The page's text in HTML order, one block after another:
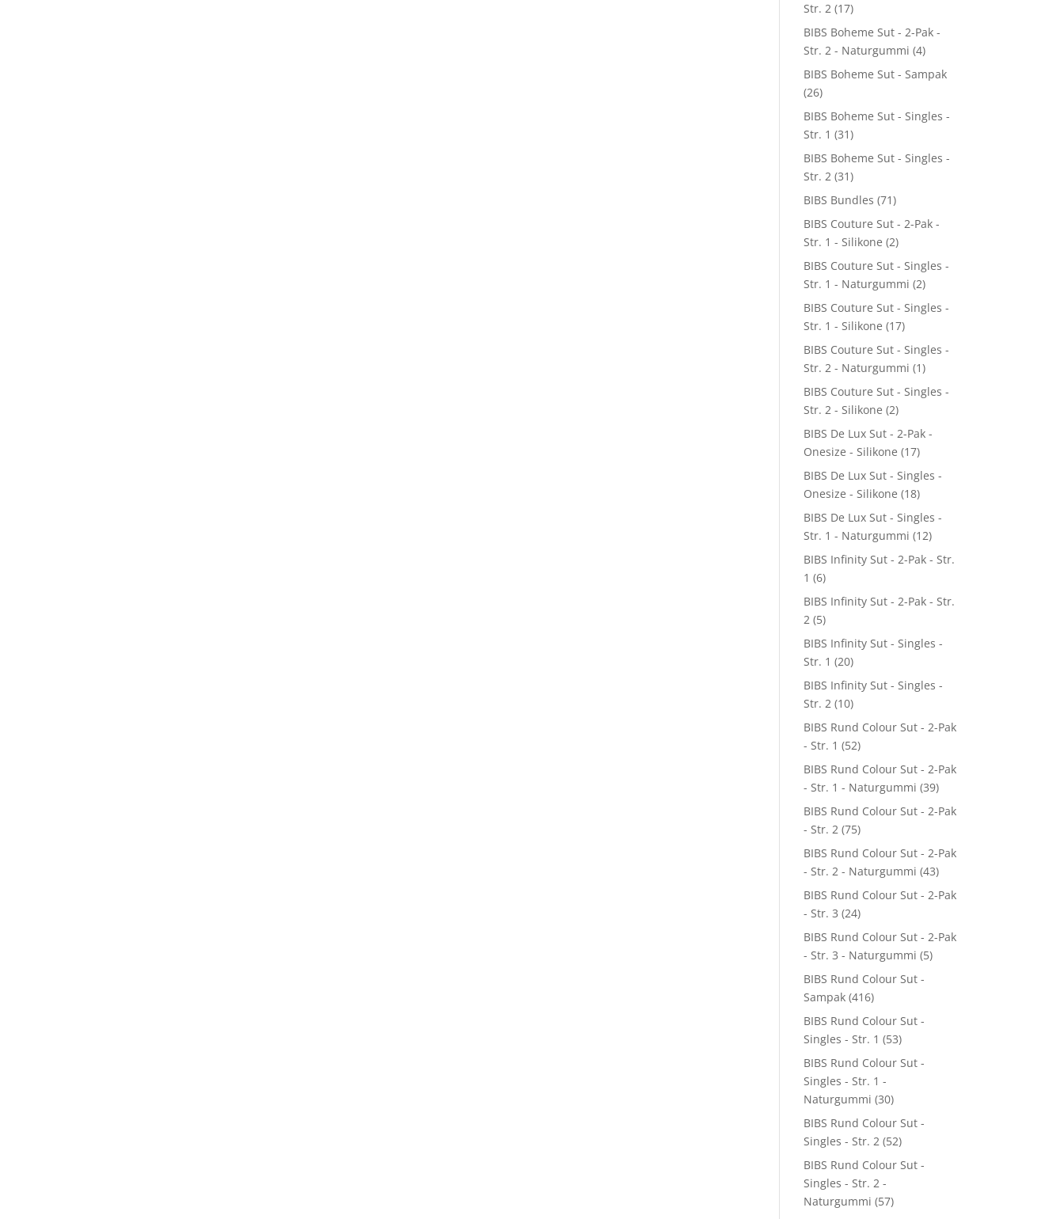
Str. 2 (17)
BIBS Boheme Sut - 2-Pak -
Str. 2 - Naturgummi (4)
BIBS Boheme Sut - Sampak
(26)
BIBS Boheme Sut - Singles -
Str. 1 (31)
BIBS Boheme Sut - Singles -
Str. 2 (31)
BIBS Bundles (71)
BIBS Couture Sut - 2-Pak -
Str. 1 - Silikone (2)
BIBS Couture Sut - Singles -
Str. 1 - Naturgummi (2)
BIBS Couture Sut - Singles -
Str. 1 - Silikone (17)
BIBS Couture Sut - Singles -
Str. 2 - Naturgummi (1)
BIBS Couture Sut - Singles -
Str. 2 - Silikone (2)
BIBS De Lux Sut - 2-Pak -
Onesize - Silikone (17)
BIBS De Lux Sut - Singles -
Onesize - Silikone (18)
BIBS De Lux Sut - Singles -
Str. 1 - Naturgummi (12)
BIBS Infinity Sut - 2-Pak - Str.
1 (6)
BIBS Infinity Sut - 2-Pak - Str.
2 (5)
BIBS Infinity Sut - Singles -
Str. 1 (20)
BIBS Infinity Sut - Singles -
Str. 2 (10)
BIBS Rund Colour Sut - 2-Pak
- Str. 1 (52)
BIBS Rund Colour Sut - 2-Pak
- Str. 1 - Naturgummi (39)
BIBS Rund Colour Sut - 2-Pak
- Str. 2 (75)
BIBS Rund Colour Sut - 2-Pak
- Str. 2 - Naturgummi (43)
BIBS Rund Colour Sut - 2-Pak
- Str. 3 (24)
BIBS Rund Colour Sut - 2-Pak
- Str. 3 - Naturgummi (5)
BIBS Rund Colour Sut -
Sampak (416)
BIBS Rund Colour Sut -
Singles - Str. 1 (53)
BIBS Rund Colour Sut -
Singles - Str. 1 -
Naturgummi (30)
BIBS Rund Colour Sut -
Singles - Str. 2 (52)
BIBS Rund Colour Sut -
Singles - Str. 2 -
Naturgummi (57)